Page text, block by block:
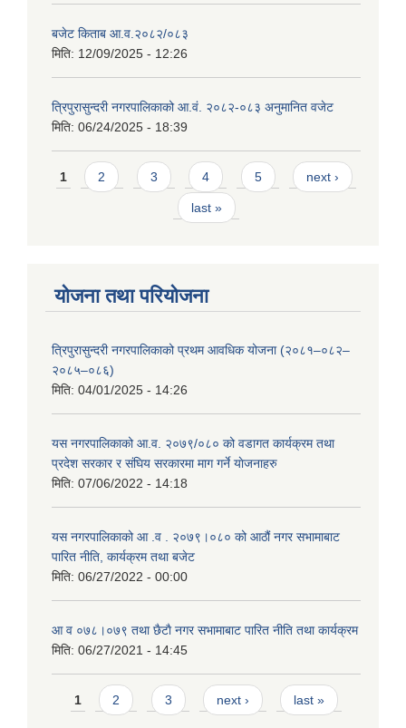
बजेट किताब आ.व.२०८२/०८३
मिति: 12/09/2025 - 12:26
त्रिपुरासुन्दरी नगरपालिकाको आ.वं. २०८२-०८३ अनुमानित वजेट
मिति: 06/24/2025 - 18:39
Pages
1 2 3 4 5 next ›
last »
योजना तथा परियोजना
त्रिपुरासुन्दरी नगरपालिकाको प्रथम आवधिक योजना (२०८१–०८२–
२०८५–०८६)
मिति: 04/01/2025 - 14:26
यस नगरपालिकाको आ.व. २०७९/०८० को वडागत कार्यक्रम तथा
प्रदेश सरकार र संघिय सरकारमा माग गर्ने याेजनाहरु
मिति: 07/06/2022 - 14:18
यस नगरपालिकाको आ‍ .व . २०७९।०८० को आठौं नगर सभामाबाट
पारित नीति, कार्यक्रम तथा बजेट
मिति: 06/27/2022 - 00:00
आ‍ व ०७८।०७९ तथा छैटाै नगर सभामाबाट पारित नीति तथा कार्यक्रम
मिति: 06/27/2021 - 14:45
Pages
1 2 3 next › last »